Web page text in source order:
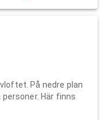
På nedre plan
Här finns